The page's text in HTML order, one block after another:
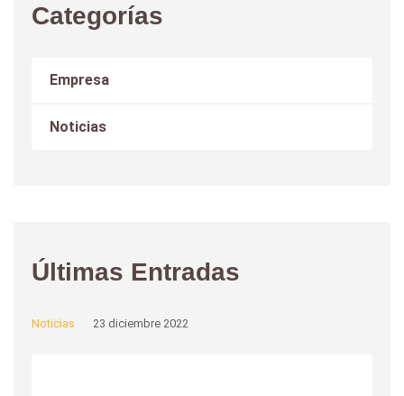
Categorías
Empresa
Noticias
Últimas Entradas
Noticias 23 diciembre 2022